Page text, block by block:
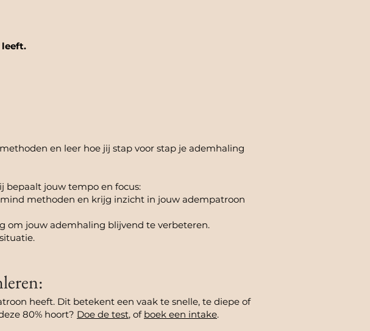
leeft.
en leer hoe jij stap voor stap je ademhaling
bepaalt jouw tempo en focus:
methoden en krijg inzicht in jouw adempatroon
om jouw ademhaling blijvend te verbeteren.
heeft. Dit betekent een vaak te snelle, te diepe of
80% hoort? Doe de test, of boek een intake.